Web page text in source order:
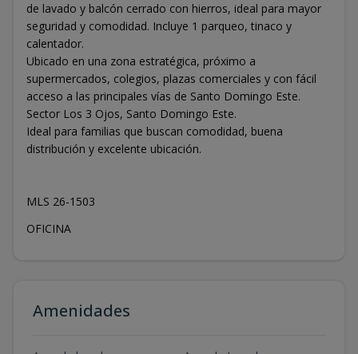
de lavado y balcón cerrado con hierros, ideal para mayor
seguridad y comodidad. Incluye 1 parqueo, tinaco y
calentador.
Ubicado en una zona estratégica, próximo a
supermercados, colegios, plazas comerciales y con fácil
acceso a las principales vías de Santo Domingo Este.
Sector Los 3 Ojos, Santo Domingo Este.
Ideal para familias que buscan comodidad, buena
distribución y excelente ubicación.
MLS 26-1503
OFICINA
Amenidades